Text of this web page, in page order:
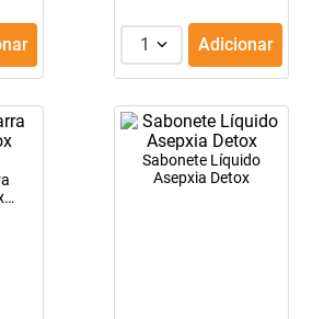
1 Adicionar
Sabonete Líquido
Asepxia Detox